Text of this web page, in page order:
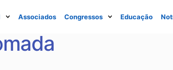
Associados Congressos Educação